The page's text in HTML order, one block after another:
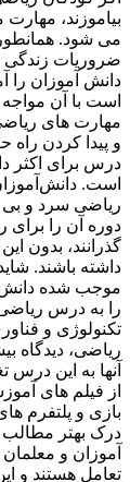
بیاموزند،
می شود.
ضروریات زندگی
دانش آموزان را
است با آن
مهارت های
و پیدا کردن راه
درس برای اکثر
است.
ریاضی سرد و بی
دوره آن را برای
گذرانند، بدون
داشته باشند.
موجب شده دانش
را به درس
تکنولوژی و
ریاضی، دیدگاه
آنها به این درس
از فیلم های
بازی و پلتفرم
درک بهتر
آموزان و
تعامل هستند و